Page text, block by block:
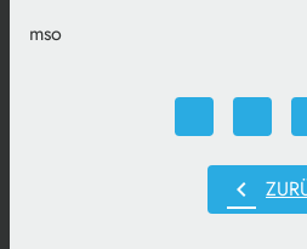
mso
chevron_left